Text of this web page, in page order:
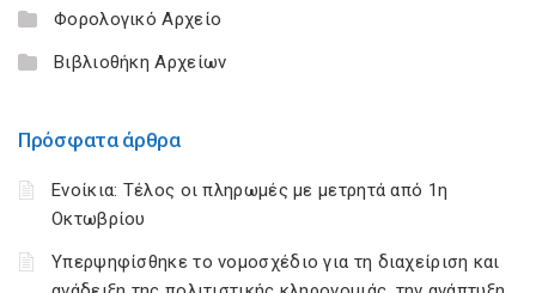
Φορολογικό Αρχείο
Βιβλιοθήκη Αρχείων
Πρόσφατα άρθρα
Ενοίκια: Τέλος οι πληρωμές με μετρητά από 1η
Οκτωβρίου
Υπερψηφίσθηκε το νομοσχέδιο για τη διαχείριση και